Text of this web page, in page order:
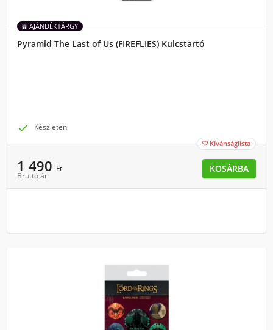
AJÁNDÉKTÁRGY
Pyramid The Last of Us (FIREFLIES) Kulcstartó
 Készleten
 Kívánságlista
1 490 Ft
Bruttó ár
KOSÁRBA